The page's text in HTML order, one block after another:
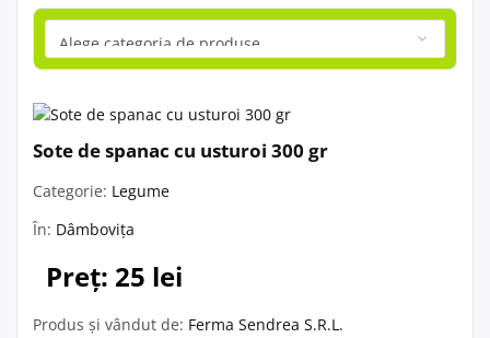
Sote de spanac cu usturoi 300 gr
Categorie: Legume
În: Dâmbovița
Preț: 25 lei
Produs și vândut de: Ferma Sendrea S.R.L.